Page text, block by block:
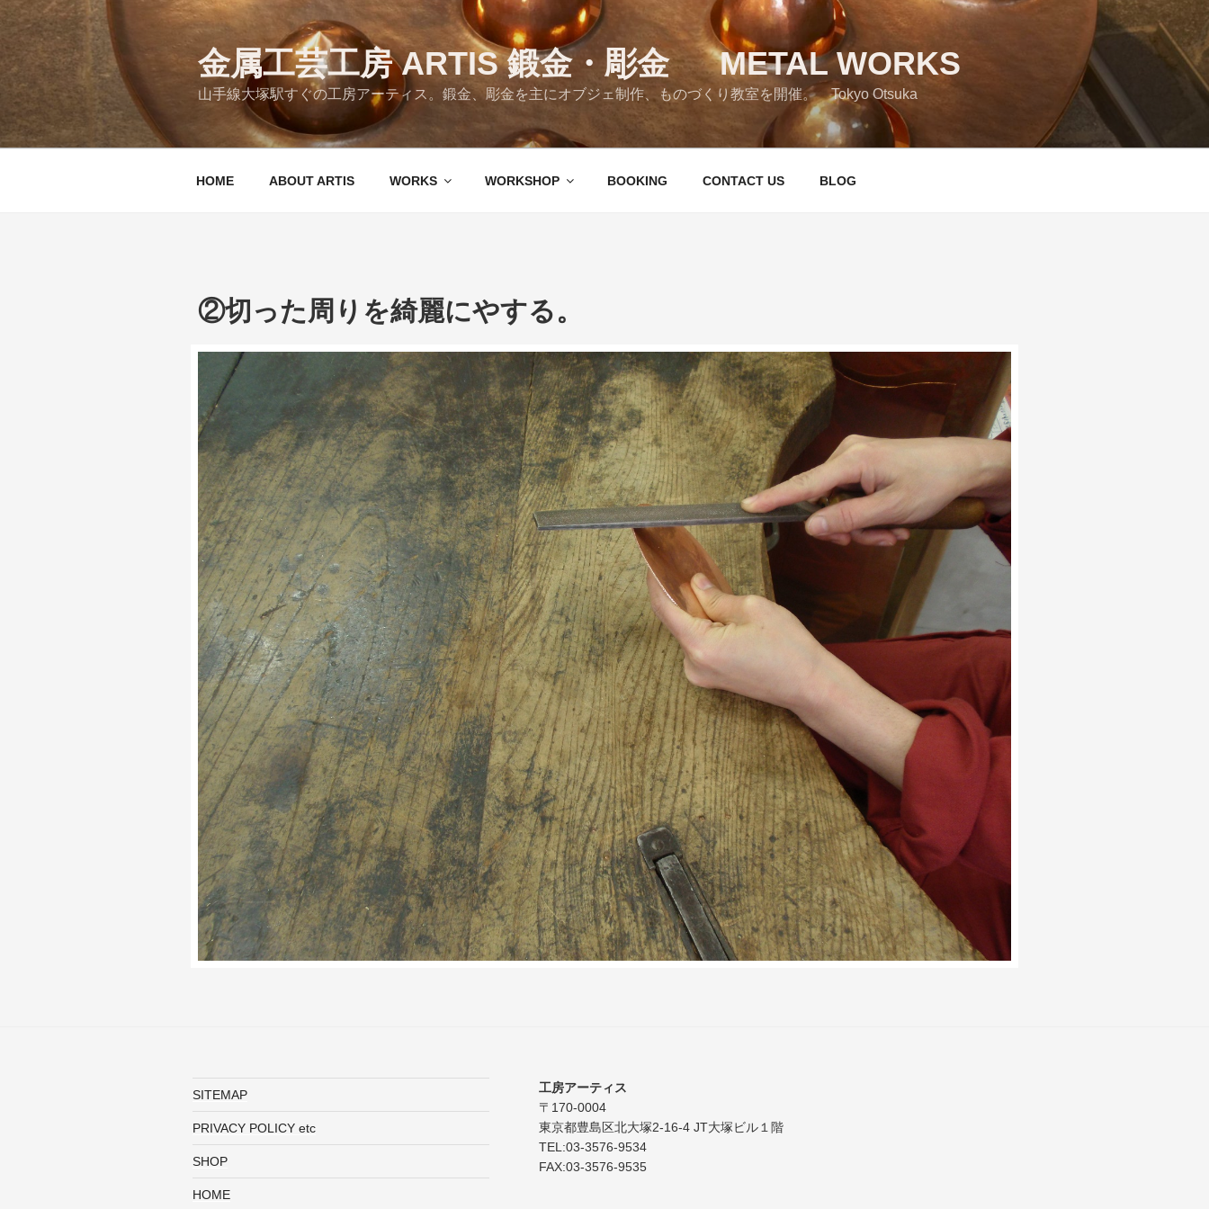
コ
テ
ン
へ
ス
金属工芸工房 ARTIS 鍛金・彫金 METAL WORKS
山手線大塚駅すぐの工房アーティス。鍛金、彫金を主にオブジェ制作、ものづくり教室を開催。 Tokyo Otsuka
HOME ABOUT ARTIS WORKS WORKSHOP BOOKING CONTACT US BLOG
②切った周りを綺麗にやする。
SITEMAP
PRIVACY POLICY etc
SHOP
HOME
工房アーティス
〒170-0004
東京都豊島区北大塚2-16-4 JT大塚ビル１階
TEL:03-3576-9534
FAX:03-3576-9535